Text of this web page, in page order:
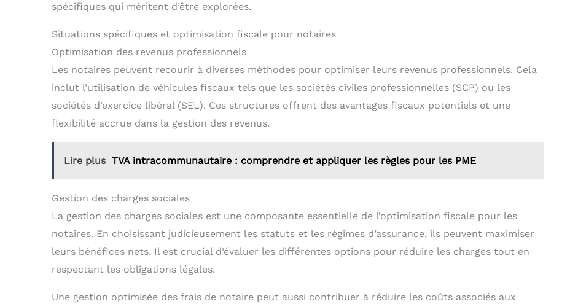
spécifiques qui méritent d’être explorées.
Situations spécifiques et optimisation fiscale pour notaires
Optimisation des revenus professionnels
Les notaires peuvent recourir à diverses méthodes pour optimiser leurs revenus professionnels. Cela
inclut l’utilisation de véhicules fiscaux tels que les sociétés civiles professionnelles (SCP) ou les
sociétés d’exercice libéral (SEL). Ces structures offrent des avantages fiscaux potentiels et une
flexibilité accrue dans la gestion des revenus.
Lire plus TVA intracommunautaire : comprendre et appliquer les règles pour les PME
Gestion des charges sociales
La gestion des charges sociales est une composante essentielle de l’optimisation fiscale pour les
notaires. En choisissant judicieusement les statuts et les régimes d’assurance, ils peuvent maximiser
leurs bénéfices nets. Il est crucial d’évaluer les différentes options pour réduire les charges tout en
respectant les obligations légales.
Une gestion optimisée des frais de notaire peut aussi contribuer à réduire les coûts associés aux